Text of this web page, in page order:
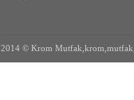
2014 © Krom